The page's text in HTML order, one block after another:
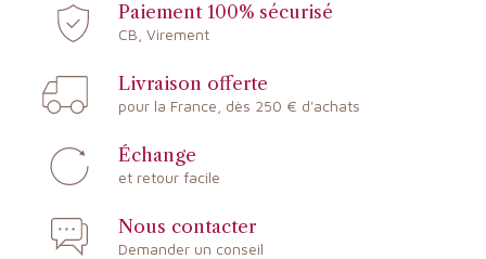
Paiement 100% sécurisé
CB, Virement
Livraison offerte
pour la France, dès 250 € d'achats
Échange
et retour facile
Nous contacter
Demander un conseil